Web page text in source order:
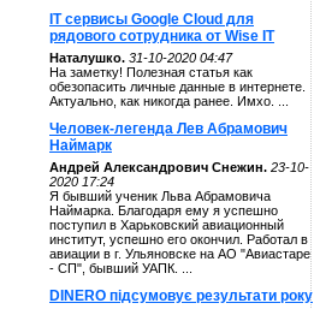
IT сервисы Google Cloud для
рядового сотрудника от Wise IT
Наталушко. 31-10-2020 04:47
На заметку! Полезная статья как
обезопасить личные данные в интернете.
Актуально, как никогда ранее. Имхо. ...
Человек-легенда Лев Абрамович
Наймарк
Андрей Александрович Снежин. 23-10-
2020 17:24
Я бывший ученик Льва Абрамовича
Наймарка. Благодаря ему я успешно
поступил в Харьковский авиационный
институт, успешно его окончил. Работал в
авиации в г. Ульяновске на АО "Авиастаре
- СП", бывший УАПК. ...
DINERO підсумовує результати року